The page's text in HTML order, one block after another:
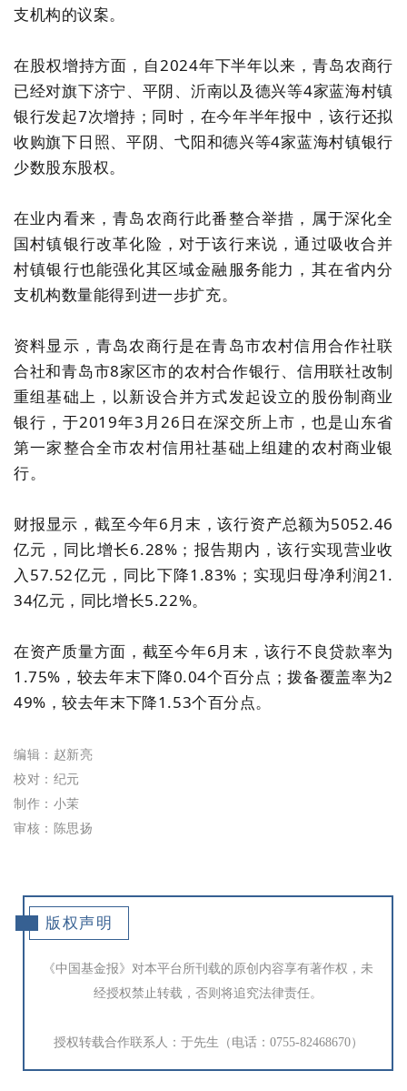
支机构的议案。
在股权增持方面，自2024年下半年以来，青岛农商行
已经对旗下济宁、平阴、沂南以及德兴等4家蓝海村镇
银行发起7次增持；同时，在今年半年报中，该行还拟
收购旗下日照、平阴、弋阳和德兴等4家蓝海村镇银行
少数股东股权。
在业内看来，青岛农商行此番整合举措，属于深化全
国村镇银行改革化险，对于该行来说，通过吸收合并
村镇银行也能强化其区域金融服务能力，其在省内分
支机构数量能得到进一步扩充。
资料显示，青岛农商行是在青岛市农村信用合作社联
合社和青岛市8家区市的农村合作银行、信用联社改制
重组基础上，以新设合并方式发起设立的股份制商业
银行，于2019年3月26日在深交所上市，也是山东省
第一家整合全市农村信用社基础上组建的农村商业银
行。
财报显示，截至今年6月末，该行资产总额为5052.46
亿元，同比增长6.28%；报告期内，该行实现营业收
入57.52亿元，同比下降1.83%；实现归母净利润21.
34亿元，同比增长5.22%。
在资产质量方面，截至今年6月末，该行不良贷款率为
1.75%，较去年末下降0.04个百分点；拨备覆盖率为2
49%，较去年末下降1.53个百分点。
编辑：赵新亮
校对：纪元
制作：小茉
审核：陈思扬
版权声明
《中国基金报》对本平台所刊载的原创内容享有著作权，未
经授权禁止转载，否则将追究法律责任。
授权转载合作联系人：于先生（电话：0755-82468670）